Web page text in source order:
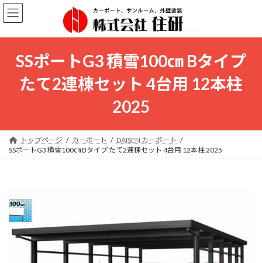
コ
ン
ン
ナ
ビ
ー
SSポートG3 積雪100㎝ Bタイプ
たて2連棟セット 4台用 12本柱
2025
トップページ カーポート
DAISEN カーポート
SSポートG3 積雪100㎝ Bタイプ たて2連棟セット 4台用 12本柱 2025